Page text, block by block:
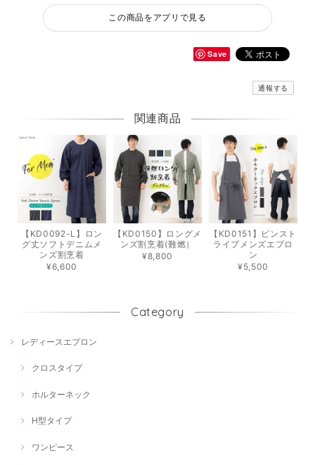
この商品をアプリで見る
Save
通報する
関連商品
【KD0092-L】ロン
グ丈ソフトデニムメ
ンズ割烹着
¥6,600
【KD0150】ロングメ
ンズ割烹着(難燃）
¥8,800
【KD0151】ピンスト
ライプメンズエプロ
ン
¥5,500
Category
レディースエプロン
クロスタイプ
ホルターネック
H型タイプ
ワンピース